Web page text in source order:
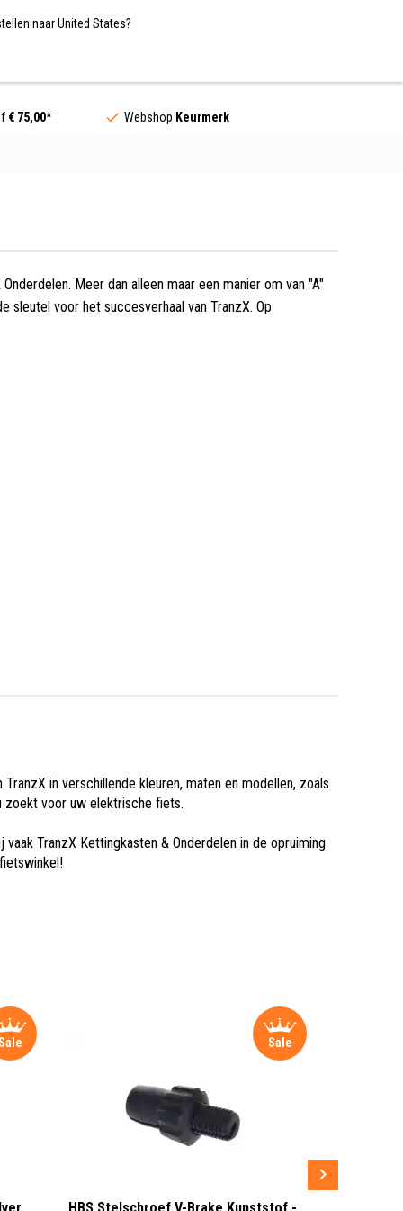
Nederland / EUR
naar United States?
€ 75,00* Webshop Keurmerk
Meer dan alleen maar een manier om van "A"
voor het succesverhaal van TranzX. Op
in verschillende kleuren, maten en modellen, zoals
zoekt voor uw elektrische fiets.
TranzX Kettingkasten & Onderdelen in de opruiming
Sale Sale
HBS Stelschroef V-Brake Kunststof -